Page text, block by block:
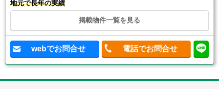
地元で長年の実績
掲載物件一覧を見る
webでお問合せ 電話でお問合せ